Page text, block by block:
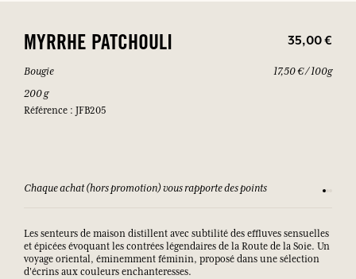
MYRRHE PATCHOULI 35,00 €
Bougie
200 g
Référence : JFB205
17,50 € / 100g
Chaque achat (hors promotion) vous rapporte des points
Les senteurs de maison distillent avec subtilité des effluves sensuelles
et épicées évoquant les contrées légendaires de la Route de la Soie. Un
voyage oriental, éminemment féminin, proposé dans une sélection
d'écrins aux couleurs enchanteresses.